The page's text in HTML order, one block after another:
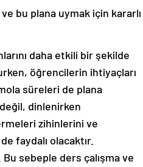
bu plana uymak için kararlı
daha etkili bir şekilde
öğrencilerin ihtiyaçları
süreleri de plana
dinlenirken
zihinlerini ve
faydalı olacaktır.
sebeple ders çalışma ve